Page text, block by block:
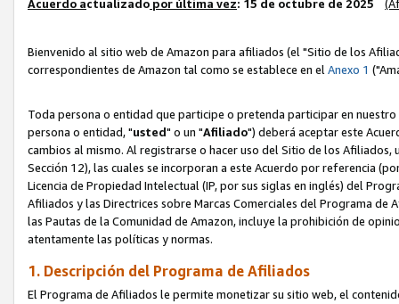
Acuerdo actualizado por última vez: 15 de octubre de 2025
Bienvenido al sitio web de Amazon para afiliados (el "Sitio de los
correspondientes de Amazon tal como se establece en elAnexo 1
Toda persona o entidad que participe o pretenda participar en
persona o entidad, "usted" o un "Afiliado") deberá aceptar este
cambios al mismo. Al registrarse o hacer uso del Sitio de los
Sección 12), las cuales se incorporan a este Acuerdo por referencia
Licencia de Propiedad Intelectual (IP, por sus siglas en inglés) del
Afiliados y las Directrices sobre Marcas Comerciales del Programa
las Pautas de la Comunidad de Amazon, incluye la prohibición de
atentamente las políticas y normas.
1. Descripción del Programa de Afiliados
El Programa de Afiliados le permite monetizar su sitio web, el